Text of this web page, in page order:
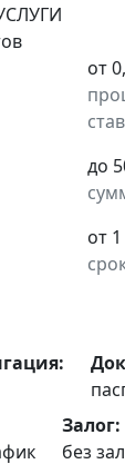
от
до
от
Залог:
без